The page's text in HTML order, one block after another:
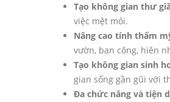
Tạo không gian thư
việc mệt mỏi.
Nâng cao tính thẩm
vườn, ban công, hiên
Tạo không gian sinh
gian sống gần gũi với
Đa chức năng và tiện